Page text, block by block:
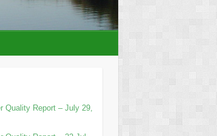
Quality Report – July 29,